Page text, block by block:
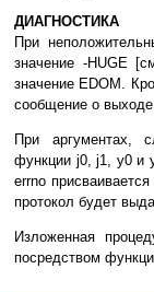
ДИАГНОСТИКА
При
значение -HUGE
значение EDOM.
сообщение о выходе
При аргументах,
функции j0, j1, y0 и
errno
протокол будет
Изложенная
посредством